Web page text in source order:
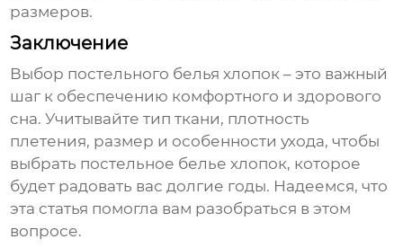
размеров.
Заключение
Выбор постельного белья хлопок – это важный
шаг к обеспечению комфортного и здорового
сна. Учитывайте тип ткани, плотность
плетения, размер и особенности ухода, чтобы
выбрать постельное белье хлопок, которое
будет радовать вас долгие годы. Надеемся, что
эта статья помогла вам разобраться в этом
вопросе.